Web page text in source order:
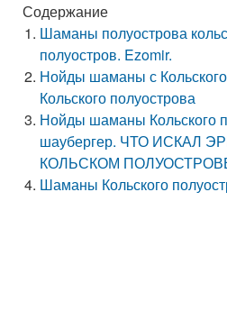
Содержание
Шаманы полуострова
полуостров. Ezomir.
Нойды шаманы с
Кольского полуострова
Нойды шаманы Кольского
шаубергер. ЧТО ИСКАЛ
КОЛЬСКОМ
Шаманы Кольского